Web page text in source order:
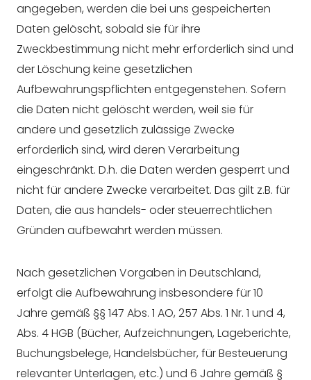
angegeben, werden die bei uns gespeicherten
Daten gelöscht, sobald sie für ihre
Zweckbestimmung nicht mehr erforderlich sind und
der Löschung keine gesetzlichen
Aufbewahrungspflichten entgegenstehen. Sofern
die Daten nicht gelöscht werden, weil sie für
andere und gesetzlich zulässige Zwecke
erforderlich sind, wird deren Verarbeitung
eingeschränkt. D.h. die Daten werden gesperrt und
nicht für andere Zwecke verarbeitet. Das gilt z.B. für
Daten, die aus handels- oder steuerrechtlichen
Gründen aufbewahrt werden müssen.
Nach gesetzlichen Vorgaben in Deutschland,
erfolgt die Aufbewahrung insbesondere für 10
Jahre gemäß §§ 147 Abs. 1 AO, 257 Abs. 1 Nr. 1 und 4,
Abs. 4 HGB (Bücher, Aufzeichnungen, Lageberichte,
Buchungsbelege, Handelsbücher, für Besteuerung
relevanter Unterlagen, etc.) und 6 Jahre gemäß §